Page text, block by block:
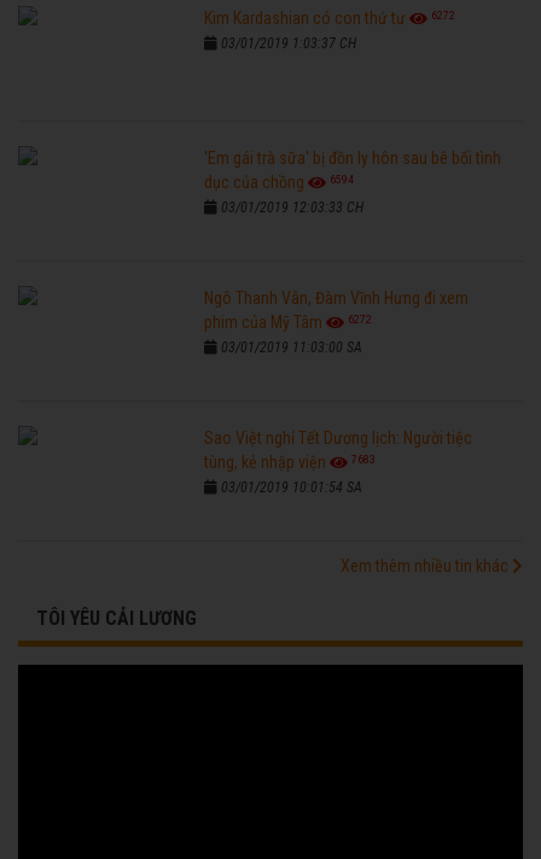
Kim Kardashian có con thứ tư 6272
03/01/2019 1:03:37 CH
'Em gái trà sữa' bị đồn ly hôn sau bê bối tình
dục của chồng
6594
03/01/2019 12:03:33 CH
Ngô Thanh Vân, Đàm Vĩnh Hưng đi xem
phim của Mỹ Tâm
6272
03/01/2019 11:03:00 SA
Sao Việt nghỉ Tết Dương lịch: Người tiệc
tùng, kẻ nhập viện
7683
03/01/2019 10:01:54 SA
Xem thêm nhiều tin khác
TÔI YÊU CẢI LƯƠNG